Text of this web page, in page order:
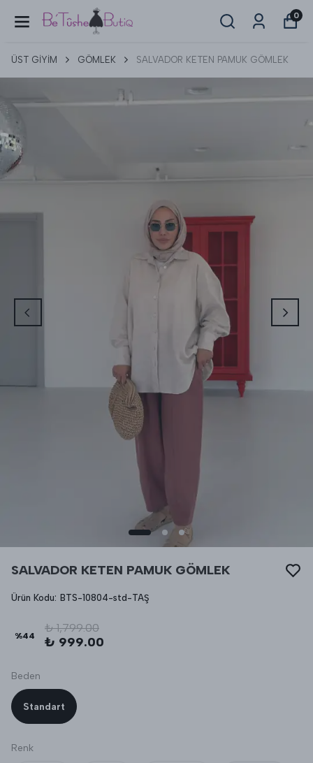
0
ÜST GİYİM GÖMLEK SALVADOR KETEN PAMUK GÖMLEK
SALVADOR KETEN PAMUK GÖMLEK
Ürün Kodu: BTS-10804-std-TAŞ
%44
₺ 1,799.00
₺ 999.00
Beden
Standart
Renk